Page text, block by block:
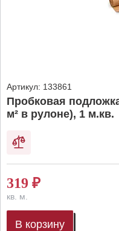
Артикул: 133861
Пробковая
м² в рулоне), 1 м.кв.
319 ₽
кв. м.
В корзину